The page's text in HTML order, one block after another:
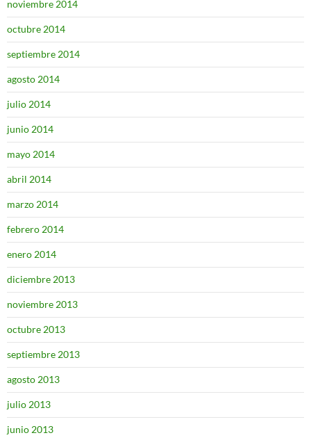
noviembre 2014
octubre 2014
septiembre 2014
agosto 2014
julio 2014
junio 2014
mayo 2014
abril 2014
marzo 2014
febrero 2014
enero 2014
diciembre 2013
noviembre 2013
octubre 2013
septiembre 2013
agosto 2013
julio 2013
junio 2013